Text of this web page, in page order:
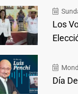
Los
Día